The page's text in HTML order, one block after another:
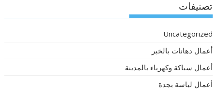
تصنيفات
Uncategorized
أعمال دهانات بالخبر
أعمال سباكة وكهرباء بالمدينة
أعمال لياسة بجدة